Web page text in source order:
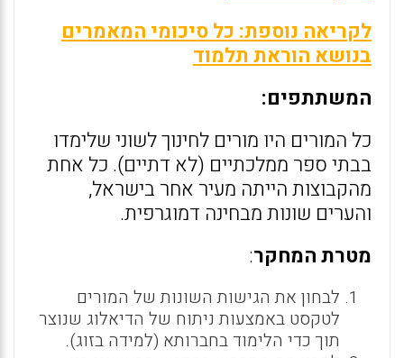
לקריאה נוספת: כל סיכומי המאמרים
בנושא הוראת תלמוד
המשתתפים:
כל המורים היו מורים לחינוך לשוני שלימדו
בבתי ספר ממלכתיים (לא דתיים). כל אחת
מהקבוצות הייתה מעיר אחר בישראל,
והערים שונות מבחינה דמוגרפית.
מטרת המחקר:
לבחון את הגישות השונות של המורים
לטקסט באמצעות ניתוח של הדיאלוג שנוצר
תוך כדי הלימוד בחברותא (למידה בזוג).